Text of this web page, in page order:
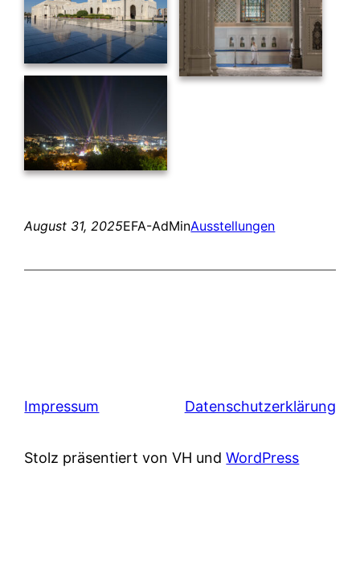
August 31, 2025EFA-AdMinAusstellungen
Impressum Datenschutzerklärung
Stolz präsentiert von VH undWordPress